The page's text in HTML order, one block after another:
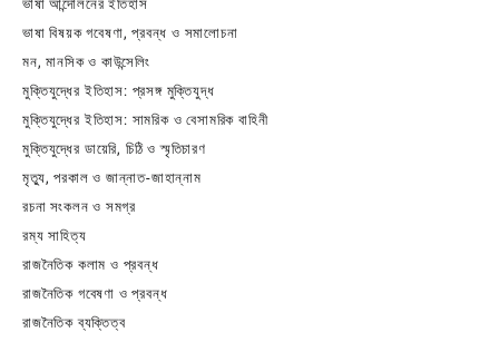
ভাষা আন্দোলনের ইতিহাস
ভাষা বিষয়ক গবেষণা, প্রবন্ধ ও সমালোচনা
মন, মানসিক ও কাউন্সেলিং
মুক্তিযুদ্ধের ইতিহাস: প্রসঙ্গ মুক্তিযুদ্ধ
মুক্তিযুদ্ধের ইতিহাস: সামরিক ও বেসামরিক বাহিনী
মুক্তিযুদ্ধের ডায়েরি, চিঠি ও স্মৃতিচারণ
মৃত্যু, পরকাল ও জান্নাত-জাহান্নাম
রচনা সংকলন ও সমগ্র
রম্য সাহিত্য
রাজনৈতিক কলাম ও প্রবন্ধ
রাজনৈতিক গবেষণা ও প্রবন্ধ
রাজনৈতিক ব্যক্তিত্ব